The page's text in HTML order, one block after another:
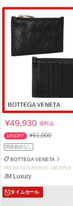
¥49,930送料込
18%OFF ¥61,000
関税負担なし
BOTTEGA VENETA
PREMIUM PERSONAL SHOPPER
JM Luxury
タイムセール